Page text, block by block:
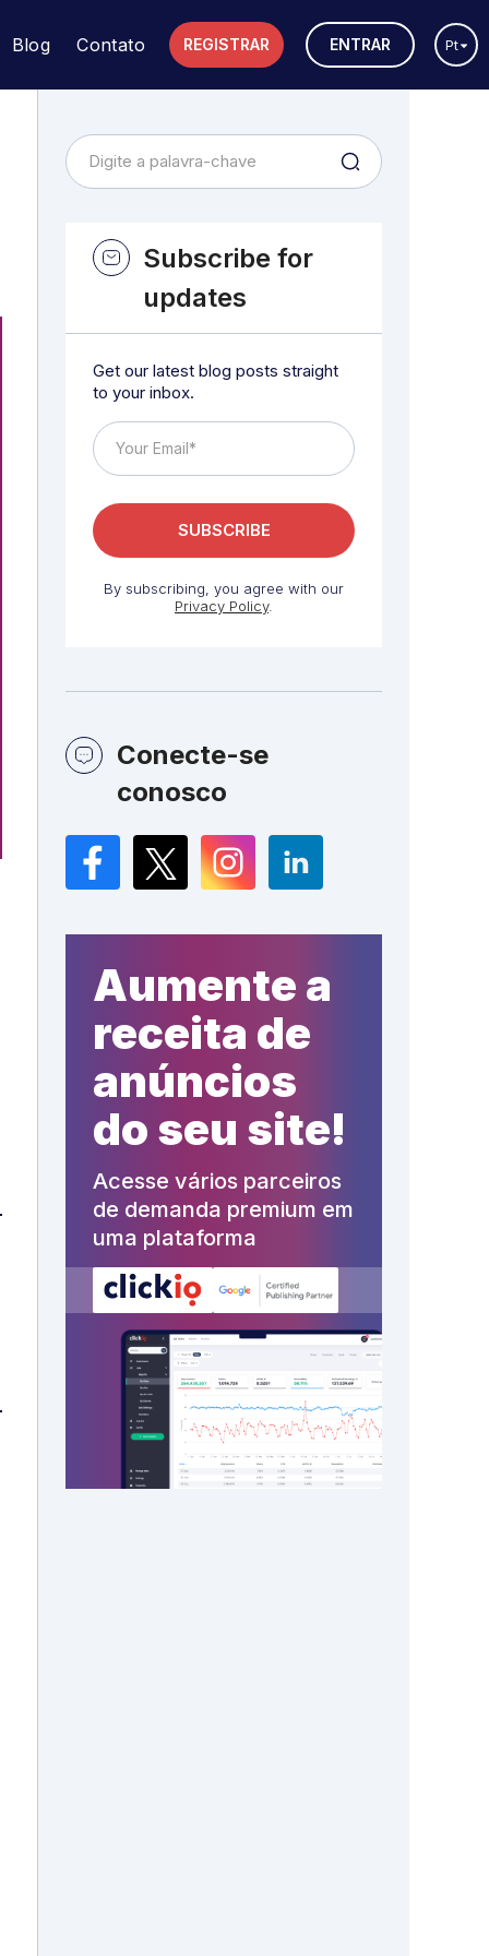
REGISTRAR ENTRAR Pt
Blog Contato
Subscribe for
updates
Get our latest blog posts straight
to your inbox.
By subscribing, you agree with our
Privacy Policy.
Conecte-se
conosco
Facebook
TwitterInstagramLinkedIn
Aumente a
receita de
anúncios
do seu site!
Acesse vários parceiros
de demanda premium em
uma plataforma